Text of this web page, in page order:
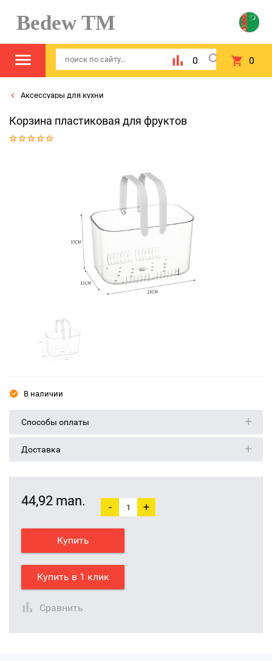
Bedew TM
0 0
Аксессуары для кухни
Корзина пластиковая для фруктов
В наличии
Способы оплаты
Доставка
44,92 man. - +
Купить
Купить в 1 клик
Сравнить